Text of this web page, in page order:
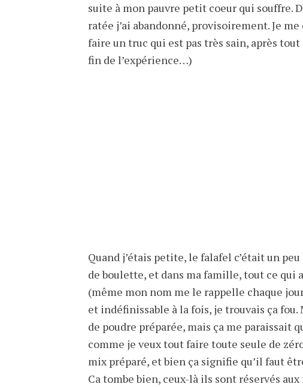
suite à mon pauvre petit coeur qui souffre.
ratée j’ai abandonné, provisoirement. Je
faire un truc qui est pas très sain, après
fin de l’expérience…)
Quand j’étais petite, le falafel c’était un
de boulette, et dans ma famille, tout ce qui
(même mon nom me le rappelle chaque
et indéfinissable à la fois, je trouvais ça
de poudre préparée, mais ça me paraissait
comme je veux tout faire toute seule de
mix préparé, et bien ça signifie qu’il faut
Ca tombe bien, ceux-là ils sont réservés